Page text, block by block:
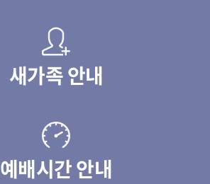
새가족 안내
예배시간 안내